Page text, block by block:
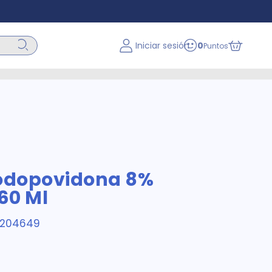
Iniciar sesión 0Puntos
8%
Ml